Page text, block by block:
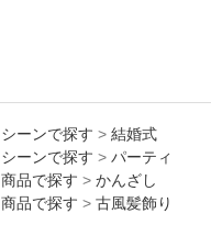
シーンで探す > 結婚式
シーンで探す > パーティ
商品で探す > かんざし
商品で探す > 古風髪飾り